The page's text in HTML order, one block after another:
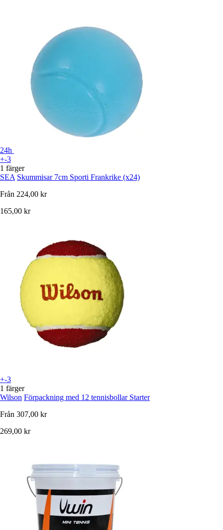
24h
+-3
1 färger
SEA Skummisar 7cm Sporti Frankrike (x24)
Från 224,00 kr
165,00 kr
+-3
1 färger
Wilson Förpackning med 12 tennisbollar Starter
Från 307,00 kr
269,00 kr